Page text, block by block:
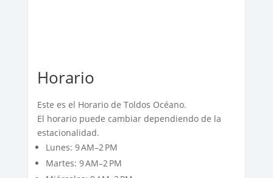
Horario
Este es el Horario de Toldos Océano.
El horario puede cambiar dependiendo de la
estacionalidad.
Lunes: 9 AM–2 PM
Martes: 9 AM–2 PM